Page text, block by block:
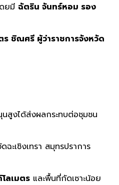
ยมี ฉัตริน จันทร์หอม รอง
ชิณศรี ผู้ว่าราชการจังหวัด
สูงได้ส่งผลกระทบต่อชุมชน
ะเชิงเทรา สมุทรปราการ
ลเมตร และพื้นที่กัดเซาะน้อย